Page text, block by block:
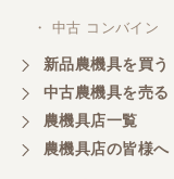
・ 中古 コンバイン
新品農機具を買う
中古農機具を売る
農機具店一覧
農機具店の皆様へ